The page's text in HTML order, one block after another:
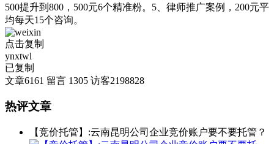
500提升到800，500元6个精准粉。5、律师推广案例，200元平
均每天15个咨询。
点击复制
ynxtwl
已复制
文章6161 留言 1305 访客2198828
热评文章
【竞价托管】:云南昆明公司企业竞价账户要不要托管？